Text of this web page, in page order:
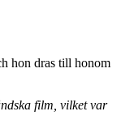
hon dras till honom
film, vilket var